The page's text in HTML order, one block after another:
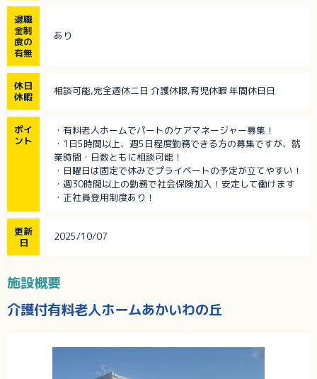
退職
金制
度の
有無
あり
休日
休暇
相談可能,完全週休二日 介護休暇,育児休暇 年間休日日
ポイ
ント
・有料老人ホームでパートのケアマネージャー募集！
・1日5時間以上、週5日程度勤務できる方の募集ですが、就
業時間・日数ともに相談可能！
・日曜日は固定で休みでプライベートの予定が立てやすい！
・週30時間以上の勤務で社会保険加入！安定して働けます
・正社員登用制度あり！
更新
日
2025/10/07
施設概要
介護付有料老人ホームあかいわの丘